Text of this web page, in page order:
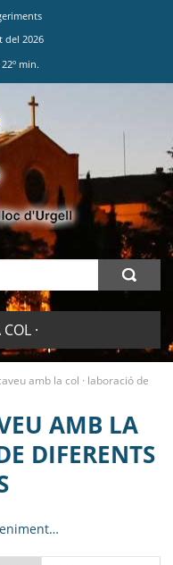
del 2026
22º min.
·
amb la col · laboració de
AMB LA
DIFERENTS